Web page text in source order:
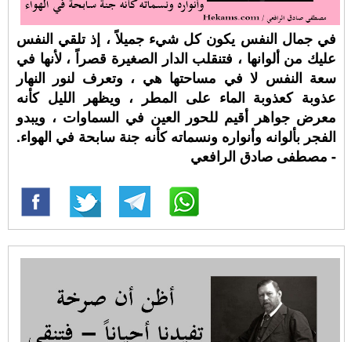
في جمال النفس يكون كل شيء جميلاً ، إذ تلقي النفس
عليك من ألوانها ، فتنقلب الدار الصغيرة قصراً ، لأنها في
سعة النفس لا في مساحتها هي ، وتعرف لنور النهار
عذوبة كعذوبة الماء على المطر ، ويظهر الليل كأنه
معرض جواهر أقيم للحور العين في السماوات ، ويبدو
الفجر بألوانه وأنواره ونسماته كأنه جنة سابحة في الهواء.
- مصطفى صادق الرافعي